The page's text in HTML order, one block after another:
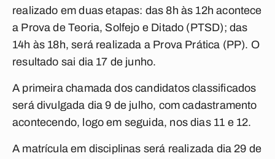
realizado em duas etapas: das 8h às 12h acontece
a Prova de Teoria, Solfejo e Ditado (PTSD); das
14h às 18h, será realizada a Prova Prática (PP). O
resultado sai dia 17 de junho.
A primeira chamada dos candidatos classificados
será divulgada dia 9 de julho, com cadastramento
acontecendo, logo em seguida, nos dias 11 e 12.
A matrícula em disciplinas será realizada dia 29 de